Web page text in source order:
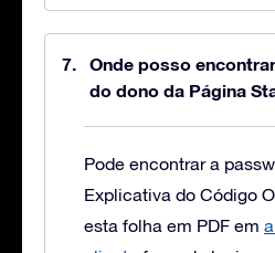
Onde posso
do dono da Página
Pode encontrar a
Explicativa do Código
esta folha em PDF em